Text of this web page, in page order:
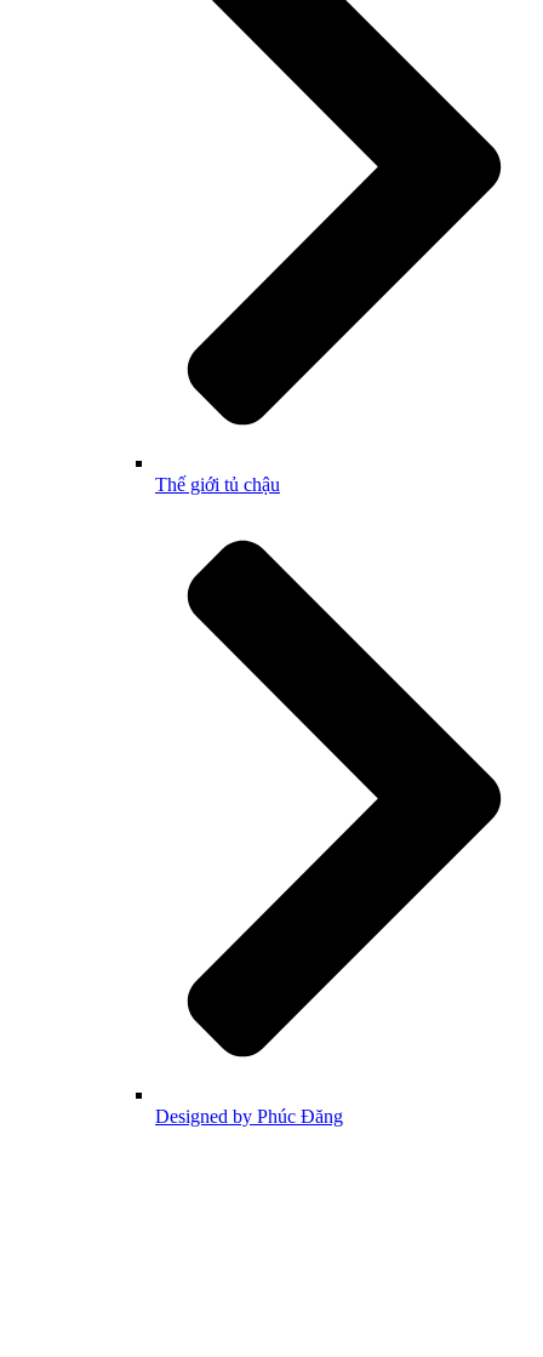
Thế giới tủ chậu
Designed by Phúc Đăng